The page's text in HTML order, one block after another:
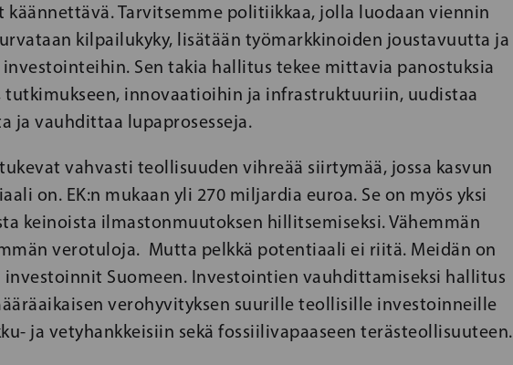
käännettävä. Tarvitsemme politiikkaa, jolla luodaan viennin
kilpailukyky, lisätään työmarkkinoiden joustavuutta ja
Sen takia hallitus tekee mittavia panostuksia
tutkimukseen, innovaatioihin ja infrastruktuuriin, uudistaa
ja vauhdittaa lupaprosesseja.
vahvasti teollisuuden vihreää siirtymää, jossa kasvun
on. EK:n mukaan yli 270 miljardia euroa. Se on myös yksi
keinoista ilmastonmuutoksen hillitsemiseksi. Vähemmän
verotuloja. Mutta pelkkä potentiaali ei riitä. Meidän on
investoinnit Suomeen. Investointien vauhdittamiseksi hallitus
verohyvityksen suurille teollisille investoinneille
ja vetyhankkeisiin sekä fossiilivapaaseen terästeollisuuteen.